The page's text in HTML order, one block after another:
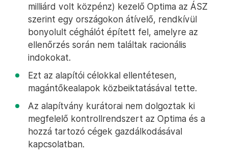
milliárd volt közpénz) kezelő Optima az ÁSZ
szerint egy országokon átívelő, rendkívül
bonyolult céghálót épített fel, amelyre az
ellenőrzés során nem találtak racionális
indokokat.
Ezt az alapítói célokkal ellentétesen,
magántőkealapok közbeiktatásával tette.
Az alapítvány kurátorai nem dolgoztak ki
megfelelő kontrollrendszert az Optima és a
hozzá tartozó cégek gazdálkodásával
kapcsolatban.